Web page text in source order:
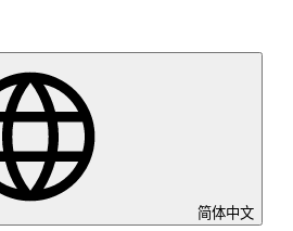
简体中文